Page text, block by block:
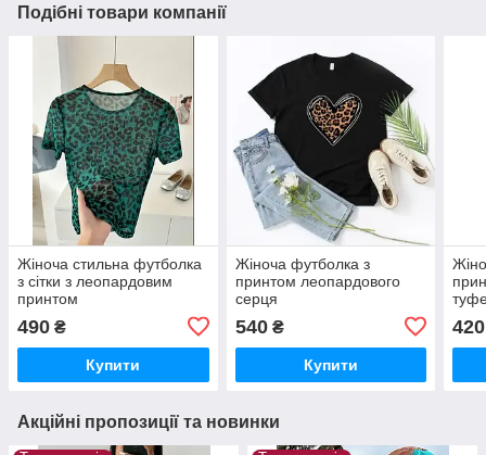
Подібні товари компанії
Жіноча стильна футболка
з сітки з леопардовим
принтом
490 ₴
Купити
Жіноча футболка з
принтом леопардового
серця
540₴
Купити
420
Акційні пропозиції та новинки